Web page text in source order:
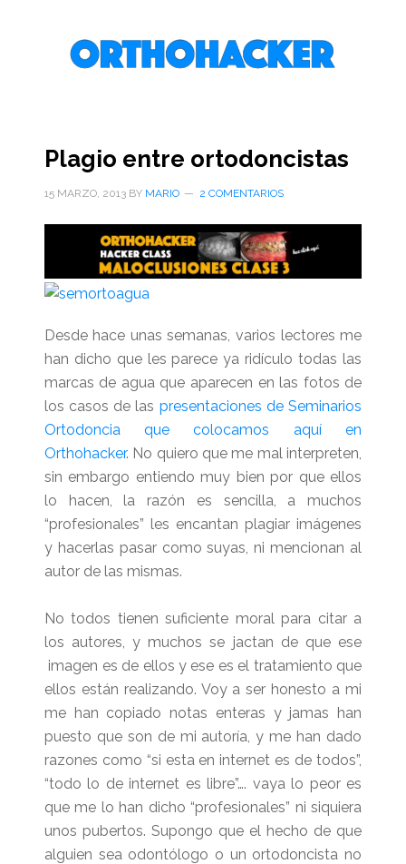
Plagio entre ortodoncistas
15 MARZO, 2013BY MARIO 2 COMENTARIOS
Desde hace unas semanas, varios lectores me
han dicho que les parece ya ridículo todas las
marcas de agua que aparecen en las fotos de
los casos de las presentaciones de Seminarios
Ortodoncia que colocamos aquí en
Orthohacker. No quiero que me mal interpreten,
sin embargo entiendo muy bien por que ellos
lo hacen, la razón es sencilla, a muchos
“profesionales” les encantan plagiar imágenes
y hacerlas pasar como suyas, ni mencionan al
autor de las mismas.
No todos tienen suficiente moral para citar a
los autores, y muchos se jactan de que ese
imagen es de ellos y ese es el tratamiento que
ellos están realizando. Voy a ser honesto a mi
me han copiado notas enteras y jamas han
puesto que son de mi autoría, y me han dado
razones como “si esta en internet es de todos”,
“todo lo de internet es libre”…. vaya lo peor es
que me lo han dicho “profesionales” ni siquiera
unos pubertos. Supongo que el hecho de que
alguien sea odontólogo o un ortodoncista no